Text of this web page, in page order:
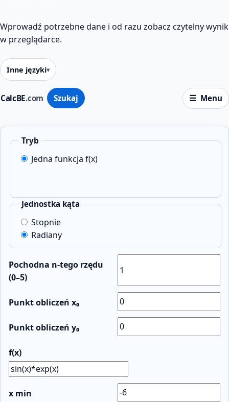
CalcBE.com Szukaj Menu
Wprowadź potrzebne dane i od razu zobacz czytelny wynik
w przeglądarce.
Inne języki
Tryb
Jedna funkcja f(x)
Jednostka kąta
Stopnie
Radiany
Pochodna n-tego rzędu
(0–5)
Punkt obliczeń x₀
Punkt obliczeń y₀
f(x)
x min